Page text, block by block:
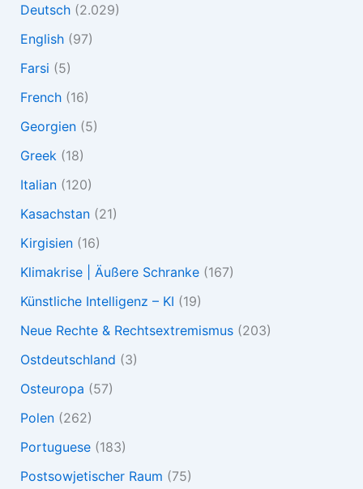
Deutsch(2.029)
English(97)
Farsi (5)
French(16)
Georgien(5)
Greek (18)
Italian(120)
Kasachstan(21)
Kirgisien(16)
Klimakrise | Äußere Schranke(167)
Künstliche Intelligenz – KI (19)
Neue Rechte & Rechtsextremismus(203)
Ostdeutschland (3)
Osteuropa (57)
Polen(262)
Portuguese(183)
Postsowjetischer Raum (75)